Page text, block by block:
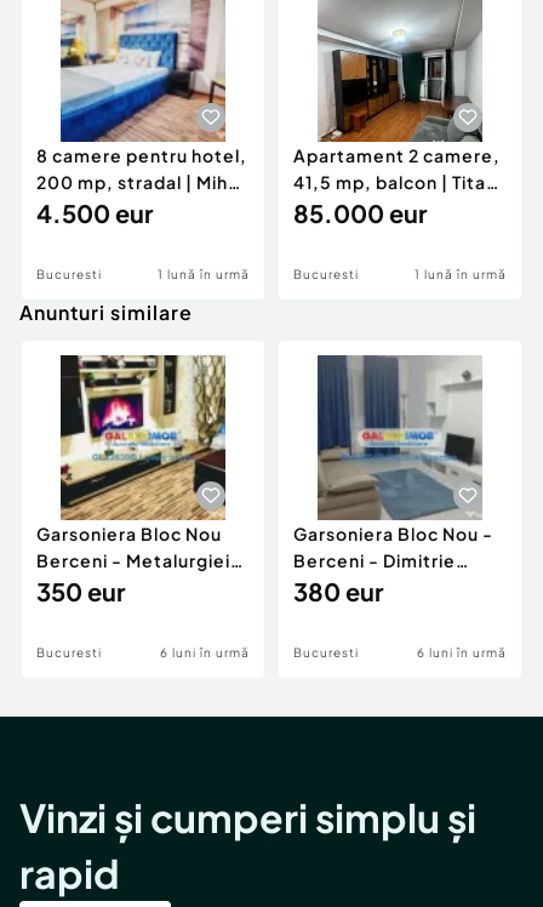
8 camere pentru hotel,
200 mp, stradal | Mihai
Bravu – metrou 100 m
4.500 eur
Bucuresti 1 lună în urmă
Apartament 2 camere,
41,5 mp, balcon | Titan
– 1 Decembrie 1918
85.000 eur
Bucuresti 1 lună în urmă
Anunturi similare
Garsoniera Bloc Nou
Berceni - Metalurgiei
Park - Postalionul
350 eur
Bucuresti 6 luni în urmă
Garsoniera Bloc Nou -
Berceni - Dimitrie
Leonida
380 eur
Bucuresti 6 luni în urmă
Vinzi și cumperi simplu și
rapid